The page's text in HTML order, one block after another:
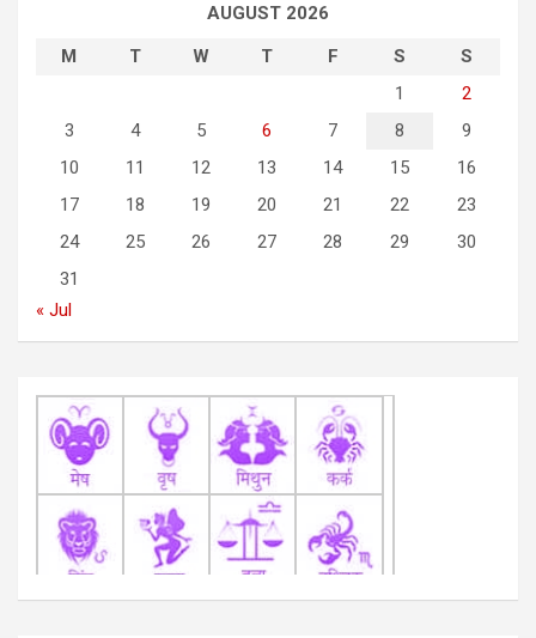
AUGUST 2026
M
T W T F S
S
1
2
3
4 5 6 7 8
9
10
11 12 13 14 15
16
17
18 19 20 21 22
23
24
25 26 27 28 29
30
31
« Jul